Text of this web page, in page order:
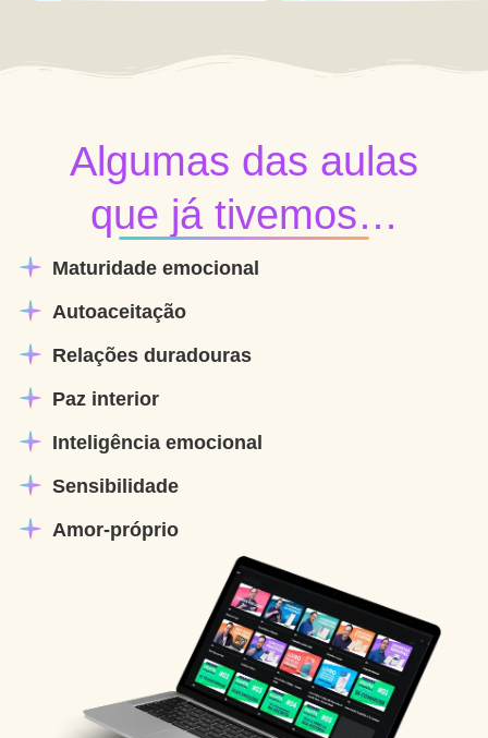
Algumas das aulas
que já tivemos…
Maturidade emocional
Autoaceitação
Relações duradouras
Paz interior
Inteligência emocional
Sensibilidade
Amor-próprio